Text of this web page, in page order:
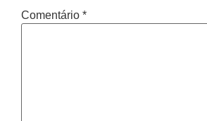
Comentário *